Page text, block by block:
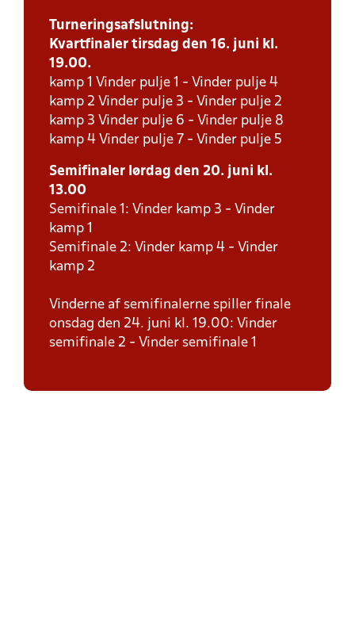
Turneringsafslutning:
Kvartfinaler tirsdag den 16. juni kl.
19.00.
kamp 1 Vinder pulje 1 - Vinder pulje 4
kamp 2 Vinder pulje 3 - Vinder pulje 2
kamp 3 Vinder pulje 6 - Vinder pulje 8
kamp 4 Vinder pulje 7 - Vinder pulje 5
Semifinaler lørdag den 20. juni kl.
13.00
Semifinale 1: Vinder kamp 3 - Vinder
kamp 1
Semifinale 2: Vinder kamp 4 - Vinder
kamp 2
Vinderne af semifinalerne spiller finale
onsdag den 24. juni kl. 19.00: Vinder
semifinale 2 - Vinder semifinale 1